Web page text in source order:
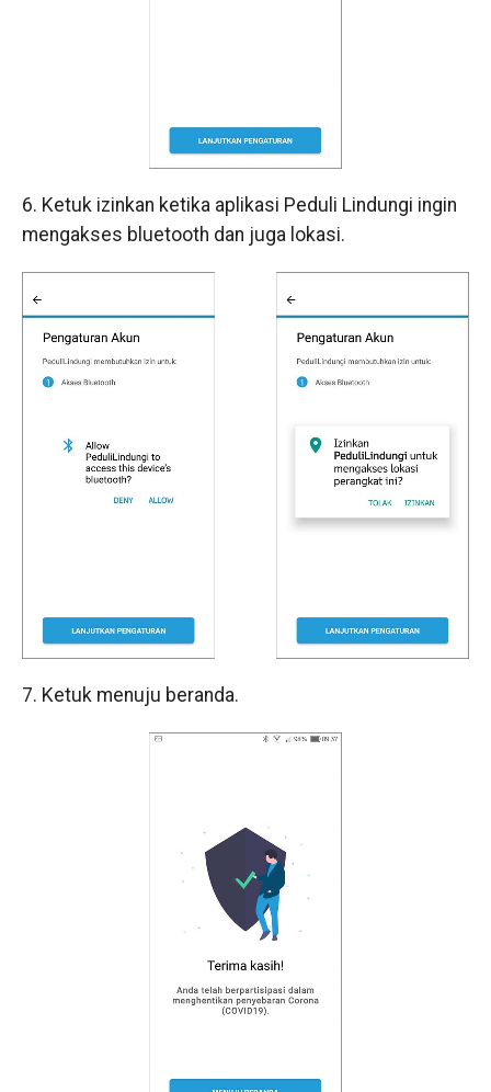
6. Ketuk izinkan ketika aplikasi Peduli Lindungi ingin
mengakses bluetooth dan juga lokasi.
7. Ketuk menuju beranda.